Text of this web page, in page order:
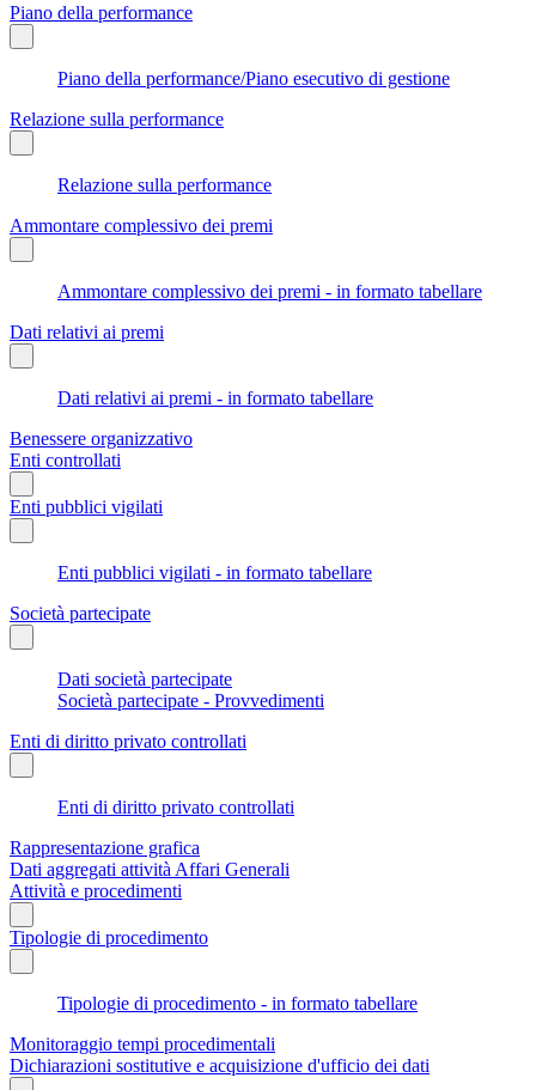
Piano della performance
Piano della performance/Piano esecutivo di gestione
Relazione sulla performance
Relazione sulla performance
Ammontare complessivo dei premi
Ammontare complessivo dei premi - in formato tabellare
Dati relativi ai premi
Dati relativi ai premi - in formato tabellare
Benessere organizzativo
Enti controllati
Enti pubblici vigilati
Enti pubblici vigilati - in formato tabellare
Società partecipate
Dati società partecipate
Società partecipate - Provvedimenti
Enti di diritto privato controllati
Enti di diritto privato controllati
Rappresentazione grafica
Dati aggregati attività Affari Generali
Attività e procedimenti
Tipologie di procedimento
Tipologie di procedimento - in formato tabellare
Monitoraggio tempi procedimentali
Dichiarazioni sostitutive e acquisizione d'ufficio dei dati